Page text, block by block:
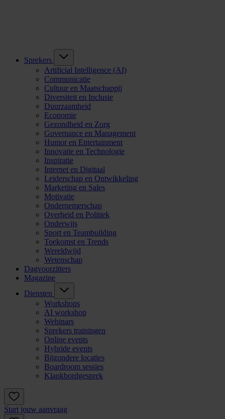
Sprekers
Artificial Intelligence (AI)
Communicatie
Cultuur en Maatschappij
Diversiteit en Inclusie
Duurzaamheid
Economie
Gezondheid en Zorg
Governance en Management
Humor en Entertainment
Innovatie en Technologie
Inspiratie
Internet en Digitaal
Leiderschap en Ontwikkeling
Marketing en Sales
Motivatie
Ondernemerschap
Overheid en Politiek
Onderwijs
Sport en Teambuilding
Toekomst en Trends
Wereldwijd
Wetenschap
Dagvoorzitters
Magazine
Diensten
Workshops
AI workshop
Webinars
Sprekers trainingen
Online events
Hybride events
Bijzondere locaties
Boardroom sessies
Klankbordgesprek
Start jouw aanvraag